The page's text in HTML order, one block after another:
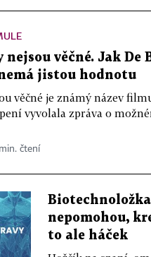
věčné. Jak De
jistou hodnotu
věčné je známý název
vyvolala zpráva o
čtení
nepomohou,
to ale háček